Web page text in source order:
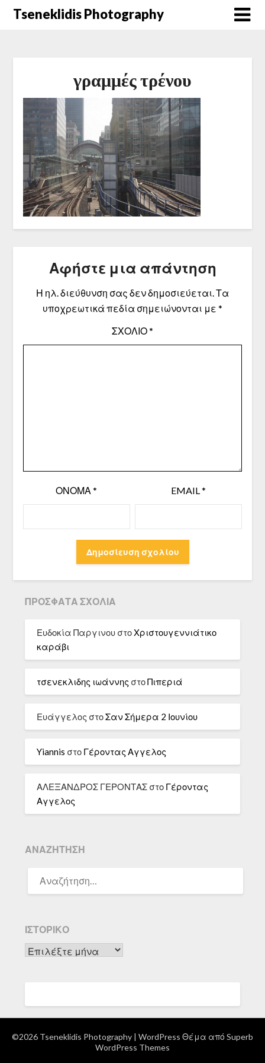
Μετάβαση
Tseneklidis Photography
γραμμές τρένου
Αφήστε μια απάντηση
Η ηλ. διεύθυνση σας δεν δημοσιεύεται.Τα
υποχρεωτικά πεδία σημειώνονται με *
ΣΧΌΛΙΟ*
ΌΝΟΜΑ* EMAIL*
ΠΡΌΣΦΑΤΑ ΣΧΌΛΙΑ
Ευδοκία Παργινου στοΧριστουγεννιάτικο
καράβι
τσενεκλιδης ιωάννης στοΠιπεριά
Ευάγγελος στοΣαν Σήμερα 2 Ιουνίου
Yiannis στο Γέροντας Αγγελος
ΑΛΕΞΑΝΔΡΟΣ ΓΕΡΟΝΤΑΣ στο Γέροντας
Αγγελος
ΑΝΑΖΉΤΗΣΗ
ΓΙΑ:
ΙΣΤΟΡΙΚΌ
Ιστορικό
©2026 Tseneklidis Photography | WordPress Θέμα από Superb
WordPress Themes